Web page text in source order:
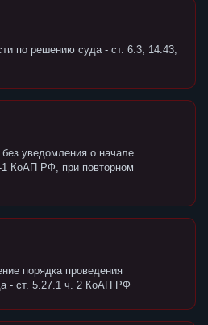
по решению суда - ст. 6.3, 14.43,
уведомления о начале
1 КоАП РФ, при повторном
порядка проведения
- ст. 5.27.1 ч. 2 КоАП РФ